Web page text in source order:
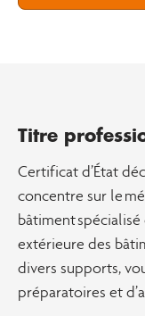
Titre
Certificat d’État
concentre sur le
bâtiment
extérieure des
divers supports,
préparatoires et